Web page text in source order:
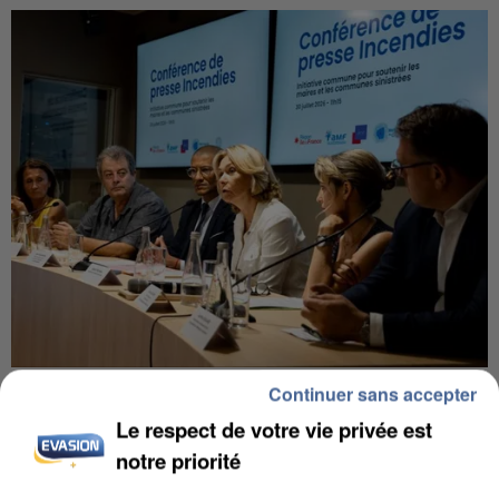
INCENDIES : L’ÎLE-DE-FRANCE LANCE UN ÉLAN
Le respect de votre vie privée est
notre priorité
Continuer sans accepter